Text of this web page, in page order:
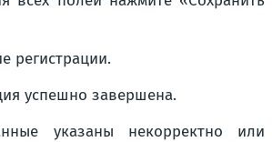
регистрации.
успешно завершена.
указаны некорректно или